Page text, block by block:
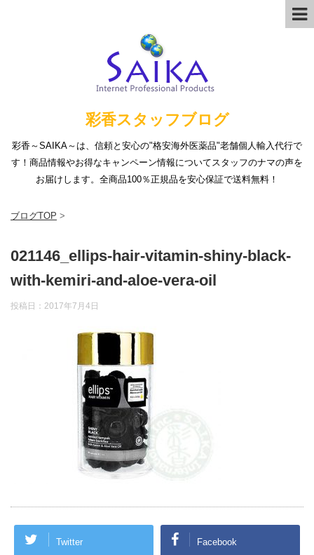
彩香スタッフブログ
彩香～SAIKA～は、信頼と安心の"格安海外医薬品"老舗個人輸入代行で
す！商品情報やお得なキャンペーン情報についてスタッフのナマの声を
お届けします。全商品100％正規品を安心保証で送料無料！
ブログTOP >
021146_ellips-hair-vitamin-shiny-black-
with-kemiri-and-aloe-vera-oil
投稿日： 2017年7月4日
Twitter Facebook